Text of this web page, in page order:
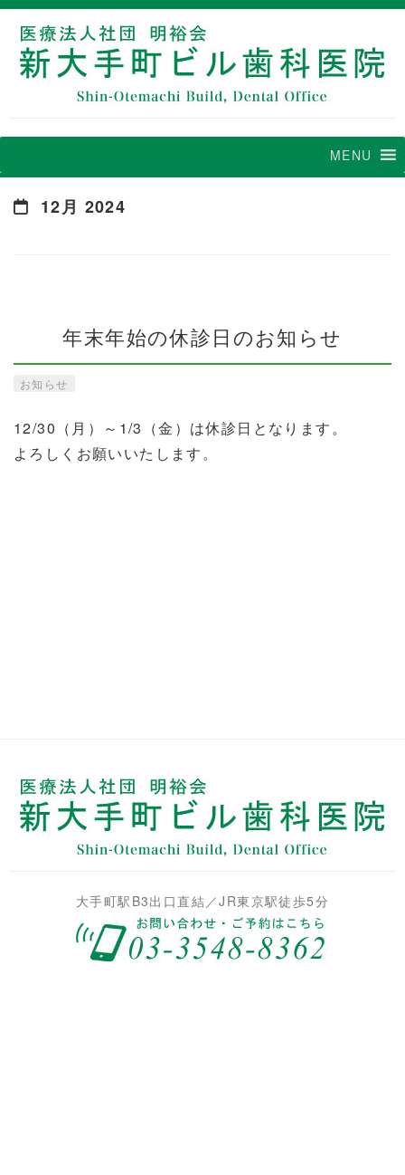
MENU
12月 2024
年末年始の休診日のお知らせ
お知らせ
12/30（月）～1/3（金）は休診日となります。
よろしくお願いいたします。
大手町駅B3出口直結／JR東京駅徒歩5分